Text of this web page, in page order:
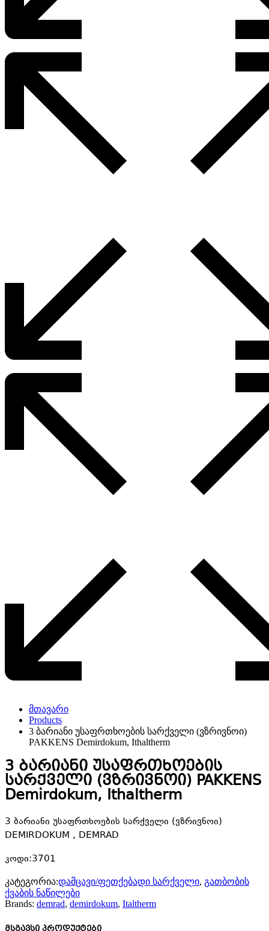
მთავარი
Products
3 ბარიანი უსაფრთხოების სარქველი (ვზრივნოი)
PAKKENS Demirdokum, Ithaltherm
3 ბარიანი უსაფრთხოების
სარქველი (ვზრივნოი) PAKKENS
Demirdokum, Ithaltherm
3 ბარიანი უსაფრთხოების სარქველი (ვზრივნოი)
DEMIRDOKUM , DEMRAD
კოდი:3701
კატეგორია:დამცავი/ფეთქებადი სარქველი, გათბობის
ქვაბის ნაწილები
Brands: demrad, demirdokum, Italtherm